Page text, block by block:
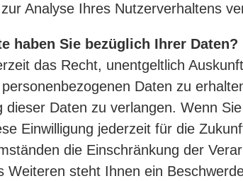
Analyse Ihres Nutzerverhaltens
haben Sie bezüglich Ihrer Daten?
das Recht, unentgeltlich
Daten zu
dieser Daten zu verlangen. Wenn
Einwilligung jederzeit für die
die Einschränkung der
Weiteren steht Ihnen ein